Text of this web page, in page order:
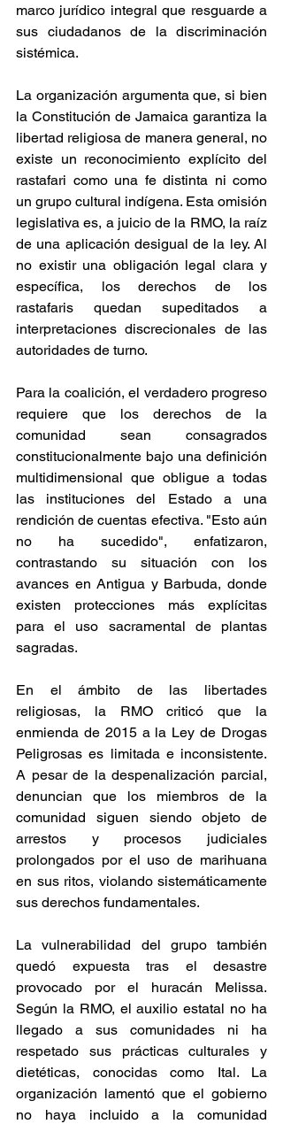
marco jurídico integral que resguarde a
sus ciudadanos de la discriminación
sistémica.
La organización argumenta que, si bien
la Constitución de Jamaica garantiza la
libertad religiosa de manera general, no
existe un reconocimiento explícito del
rastafari como una fe distinta ni como
un grupo cultural indígena. Esta omisión
legislativa es, a juicio de la RMO, la raíz
de una aplicación desigual de la ley. Al
no existir una obligación legal clara y
específica, los derechos de los
rastafaris quedan supeditados a
interpretaciones discrecionales de las
autoridades de turno.
Para la coalición, el verdadero progreso
requiere que los derechos de la
comunidad sean consagrados
constitucionalmente bajo una definición
multidimensional que obligue a todas
las instituciones del Estado a una
rendición de cuentas efectiva. "Esto aún
no ha sucedido", enfatizaron,
contrastando su situación con los
avances en Antigua y Barbuda, donde
existen protecciones más explícitas
para el uso sacramental de plantas
sagradas.
En el ámbito de las libertades
religiosas, la RMO criticó que la
enmienda de 2015 a la Ley de Drogas
Peligrosas es limitada e inconsistente.
A pesar de la despenalización parcial,
denuncian que los miembros de la
comunidad siguen siendo objeto de
arrestos y procesos judiciales
prolongados por el uso de marihuana
en sus ritos, violando sistemáticamente
sus derechos fundamentales.
La vulnerabilidad del grupo también
quedó expuesta tras el desastre
provocado por el huracán Melissa.
Según la RMO, el auxilio estatal no ha
llegado a sus comunidades ni ha
respetado sus prácticas culturales y
dietéticas, conocidas como Ital. La
organización lamentó que el gobierno
no haya incluido a la comunidad